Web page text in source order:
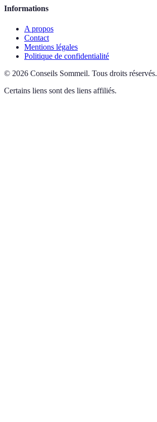
Informations
A propos
Contact
Mentions légales
Politique de confidentialité
© 2026 Conseils Sommeil. Tous droits réservés.
Certains liens sont des liens affiliés.